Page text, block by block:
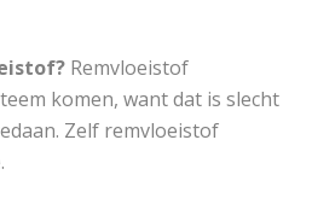
Remvloeistof
komen, want dat is slecht
Zelf remvloeistof